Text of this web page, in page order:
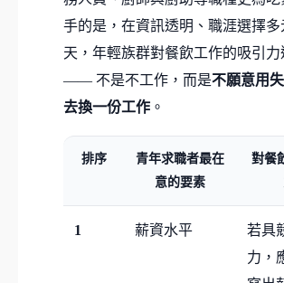
手的是，在資訊透明、職涯選擇多
天，年輕族群對餐飲工作的吸引
—— 不是不工作，而是不願意用
去換一份工作 。
排序
青年求職者最在
意的要素
對餐
1 薪資水平
若具
力，